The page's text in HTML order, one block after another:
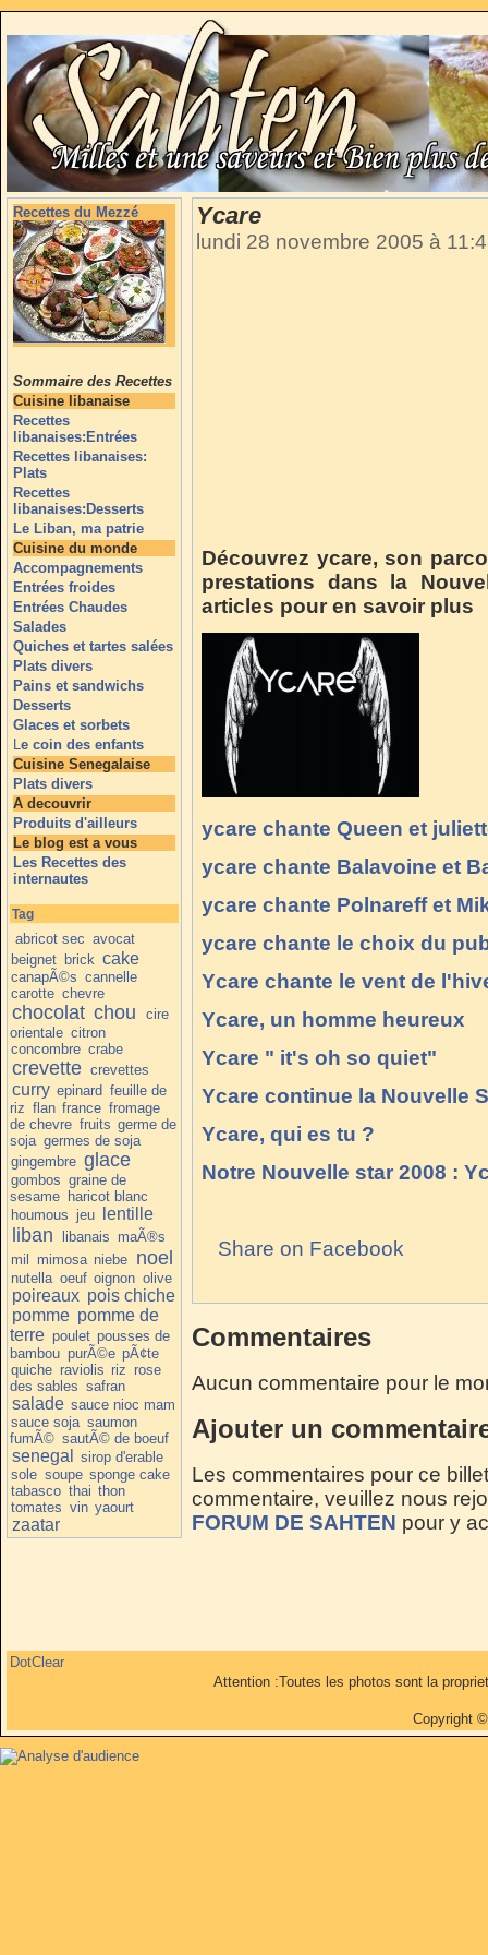
Recettes du Mezzé
Sommaire des Recettes
Cuisine libanaise
Recettes
libanaises:Entrées
Recettes libanaises:
Plats
Recettes
libanaises:Desserts
Le Liban, ma patrie
Cuisine du monde
Accompagnements
Entrées froides
Entrées Chaudes
Salades
Quiches et tartes salées
Plats divers
Pains et sandwichs
Desserts
Glaces et sorbets
Le coin des enfants
Cuisine Senegalaise
Plats divers
A decouvrir
Produits d'ailleurs
Le blog est a vous
Les Recettes des
internautes
Tag
abricot sec avocat
beignet brick cake
canapÃ©s cannelle
carotte chevre
chocolat chou
cire
orientale citron
concombre crabe
crevette crevettes
curry epinard feuille de
riz flan france fromage
de chevre fruits germe de
soja germes de soja
gingembre glace
gombos graine de
sesame haricot blanc
houmous jeu lentille
liban libanais maÃ®s
mil mimosa niebe noel
nutella oeuf oignon olive
poireaux pois chiche
pomme pomme de
terre poulet pousses de
bambou purÃ©e pÃ¢te
quiche raviolis riz rose
des sables safran
salade sauce nioc mam
sauce soja saumon
fumÃ© sautÃ© de boeuf
senegal
sirop d'erable
sole soupe sponge cake
tabasco thai thon
tomates vin yaourt
zaatar
Ycare
lundi 28 novembre 2005 à
Découvrez ycare, son
prestations dans la
articles pour en savoir plus
ycare chante Queen et
ycare chante Balavoine et
ycare chante Polnareff et
ycare chante le choix du
Ycare chante le vent de
Ycare, un homme heureux
Ycare " it's oh so quiet"
Ycare continue la Nouvelle
Ycare, qui es tu ?
Notre Nouvelle star 2008 :
Share on Facebook
Commentaires
Aucun commentaire pour le
Ajouter un
Les commentaires pour ce
commentaire, veuillez nous
FORUM DE SAHTEN pour y
DotClear
Attention :Toutes les photos sont la
Copyright